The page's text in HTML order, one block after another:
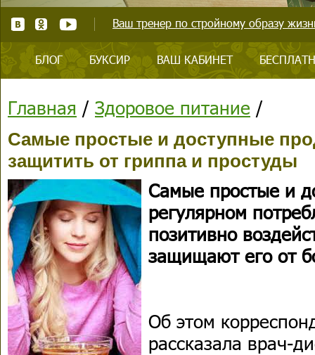
Ваш тренер по стройному образу
БЛОГ БУКСИР ВАШ КАБИНЕТ
Главная / Здоровое питание /
Самые простые и доступные
защитить от гриппа и простуды
Самые простые и
регулярном
позитивно
защищают его от
Об этом
рассказала врач-